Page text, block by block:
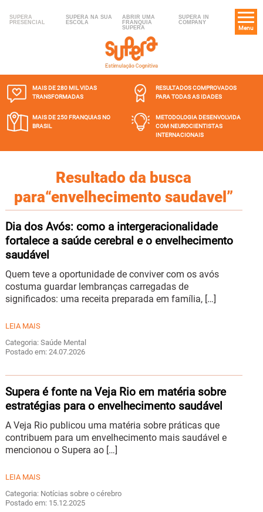
SUPERA
PRESENCIAL
SUPERA NA SUA
ESCOLA
ABRIR UMA
FRANQUIA
SUPERA
SUPERA IN
COMPANY
Menu
MAIS DE 280 MILVIDAS
TRANSFORMADAS
RESULTADOS COMPROVADOS
PARA TODAS AS IDADES
MAIS DE 250 FRANQUIASNO
BRASIL
METODOLOGIA DESENVOLVIDA
COM NEUROCIENTISTAS
INTERNACIONAIS
Resultado da busca
para“envelhecimento saudavel”
Dia dos Avós: como a intergeracionalidade
fortalece a saúde cerebral e o envelhecimento
saudável
Quem teve a oportunidade de conviver com os avós
costuma guardar lembranças carregadas de
significados: uma receita preparada em família, […]
LEIA MAIS
Categoria: Saúde Mental
Postado em: 24.07.2026
Supera é fonte na Veja Rio em matéria sobre
estratégias para o envelhecimento saudável
A Veja Rio publicou uma matéria sobre práticas que
contribuem para um envelhecimento mais saudável e
mencionou o Supera ao […]
LEIA MAIS
Categoria: Notícias sobre o cérebro
Postado em: 15.12.2025